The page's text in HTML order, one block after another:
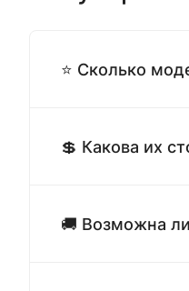
⭐ Сколько
💲 Какова их
🚚 Возможна